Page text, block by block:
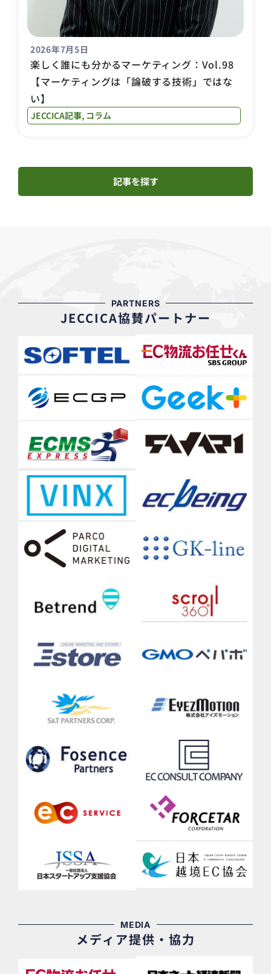
2026年7月5日
楽しく誰にも分かるマーケティング：Vol.98
【マーケティングは「論破する技術」ではな
い】
JECCICA記事, コラム
記事を探す
PARTNERS
JECCICA協賛パートナー
MEDIA
メディア提供・協力